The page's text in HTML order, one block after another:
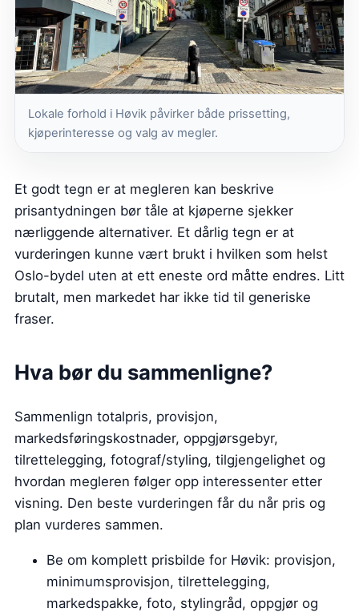
Lokale forhold i Høvik påvirker både prissetting,
kjøperinteresse og valg av megler.
Et godt tegn er at megleren kan beskrive
prisantydningen bør tåle at kjøperne sjekker
nærliggende alternativer. Et dårlig tegn er at
vurderingen kunne vært brukt i hvilken som helst
Oslo-bydel uten at ett eneste ord måtte endres. Litt
brutalt, men markedet har ikke tid til generiske
fraser.
Hva bør du sammenligne?
Sammenlign totalpris, provisjon,
markedsføringskostnader, oppgjørsgebyr,
tilrettelegging, fotograf/styling, tilgjengelighet og
hvordan megleren følger opp interessenter etter
visning. Den beste vurderingen får du når pris og
plan vurderes sammen.
Be om komplett prisbilde for Høvik: provisjon,
minimumsprovisjon, tilrettelegging,
markedspakke, foto, stylingråd, oppgjør og